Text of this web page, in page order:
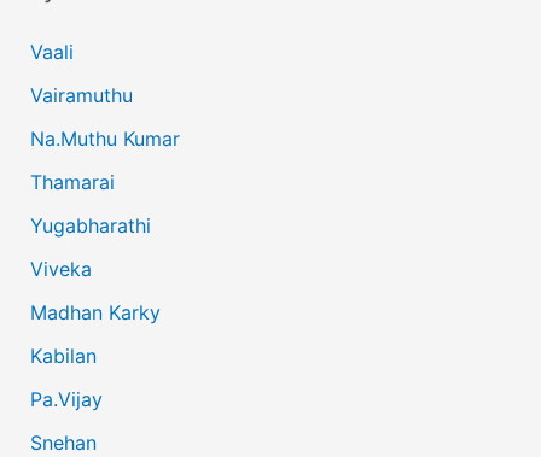
Vaali
Vairamuthu
Na.Muthu Kumar
Thamarai
Yugabharathi
Viveka
Madhan Karky
Kabilan
Pa.Vijay
Snehan